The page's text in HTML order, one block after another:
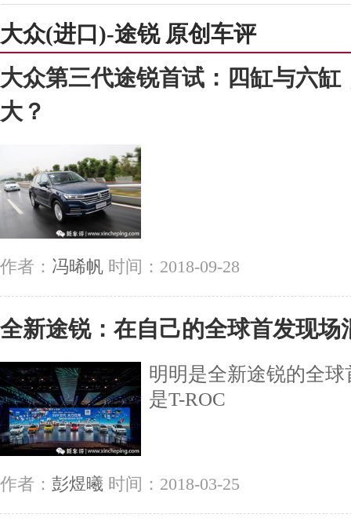
大众(进口)-途锐 原创车评
大众第三代途锐首试：四缸与六缸
大？
作者： 冯晞帆 时间：2018-09-28
全新途锐：在自己的全球首发现场
明明是全新途锐的全
是T-ROC
作者： 彭煜曦 时间：2018-03-25